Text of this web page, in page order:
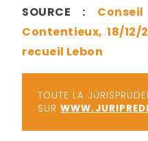
SOURCE :
Contentieux, 18/12/
recueil Lebon
TOUTE LA
SUR